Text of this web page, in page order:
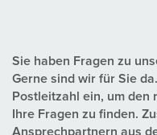
Sie haben Fragen zu
Gerne sind wir für Sie
Postleitzahl ein, um
Ihre Fragen zu finden.
Ansprechpartnern aus